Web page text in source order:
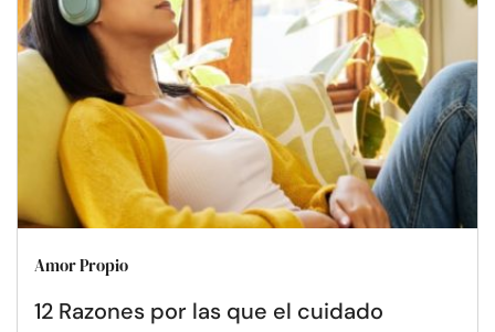
Amor Propio
12 Razones por las que el cuidado